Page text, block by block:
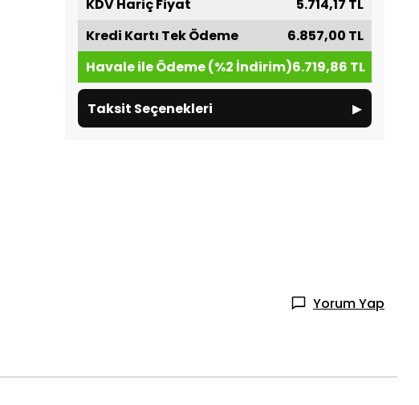
KDV Hariç Fiyat
5.714,17 TL
Kredi Kartı Tek Ödeme
6.857,00 TL
Havale ile Ödeme (%2 İndirim)6.719,86 TL
Taksit Seçenekleri ▸
Yorum Yap